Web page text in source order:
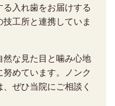
入れ歯をお届けする
工所と連携していま
な見た目と噛み心地
めています。ノンク
ぜひ当院にご相談く